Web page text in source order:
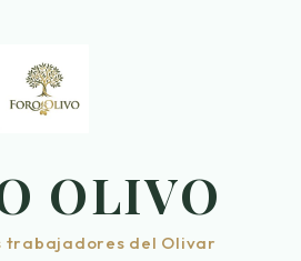
OLIVO
trabajadores del Olivar